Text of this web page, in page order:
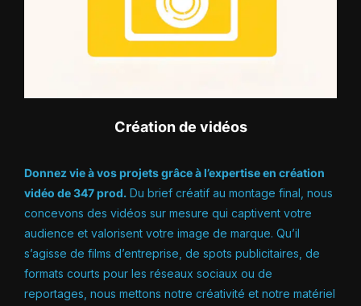
Création de vidéos
Donnez vie à vos projets grâce à l’expertise en création
vidéo de 347 prod. Du brief créatif au montage final, nous
concevons des vidéos sur mesure qui captivent votre
audience et valorisent votre image de marque. Qu’il
s’agisse de films d’entreprise, de spots publicitaires, de
formats courts pour les réseaux sociaux ou de
reportages, nous mettons notre créativité et notre matériel